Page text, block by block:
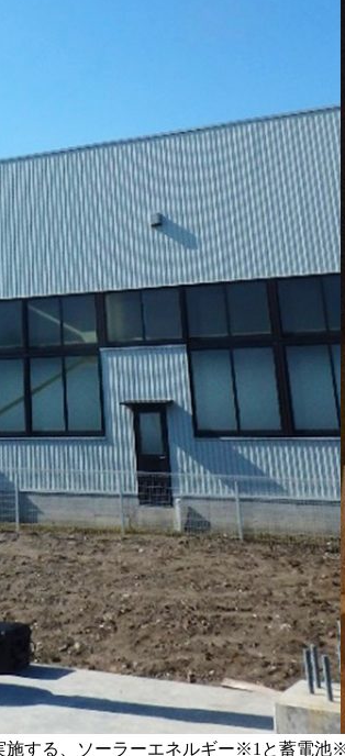
する、ソーラーエネルギー※1と蓄電